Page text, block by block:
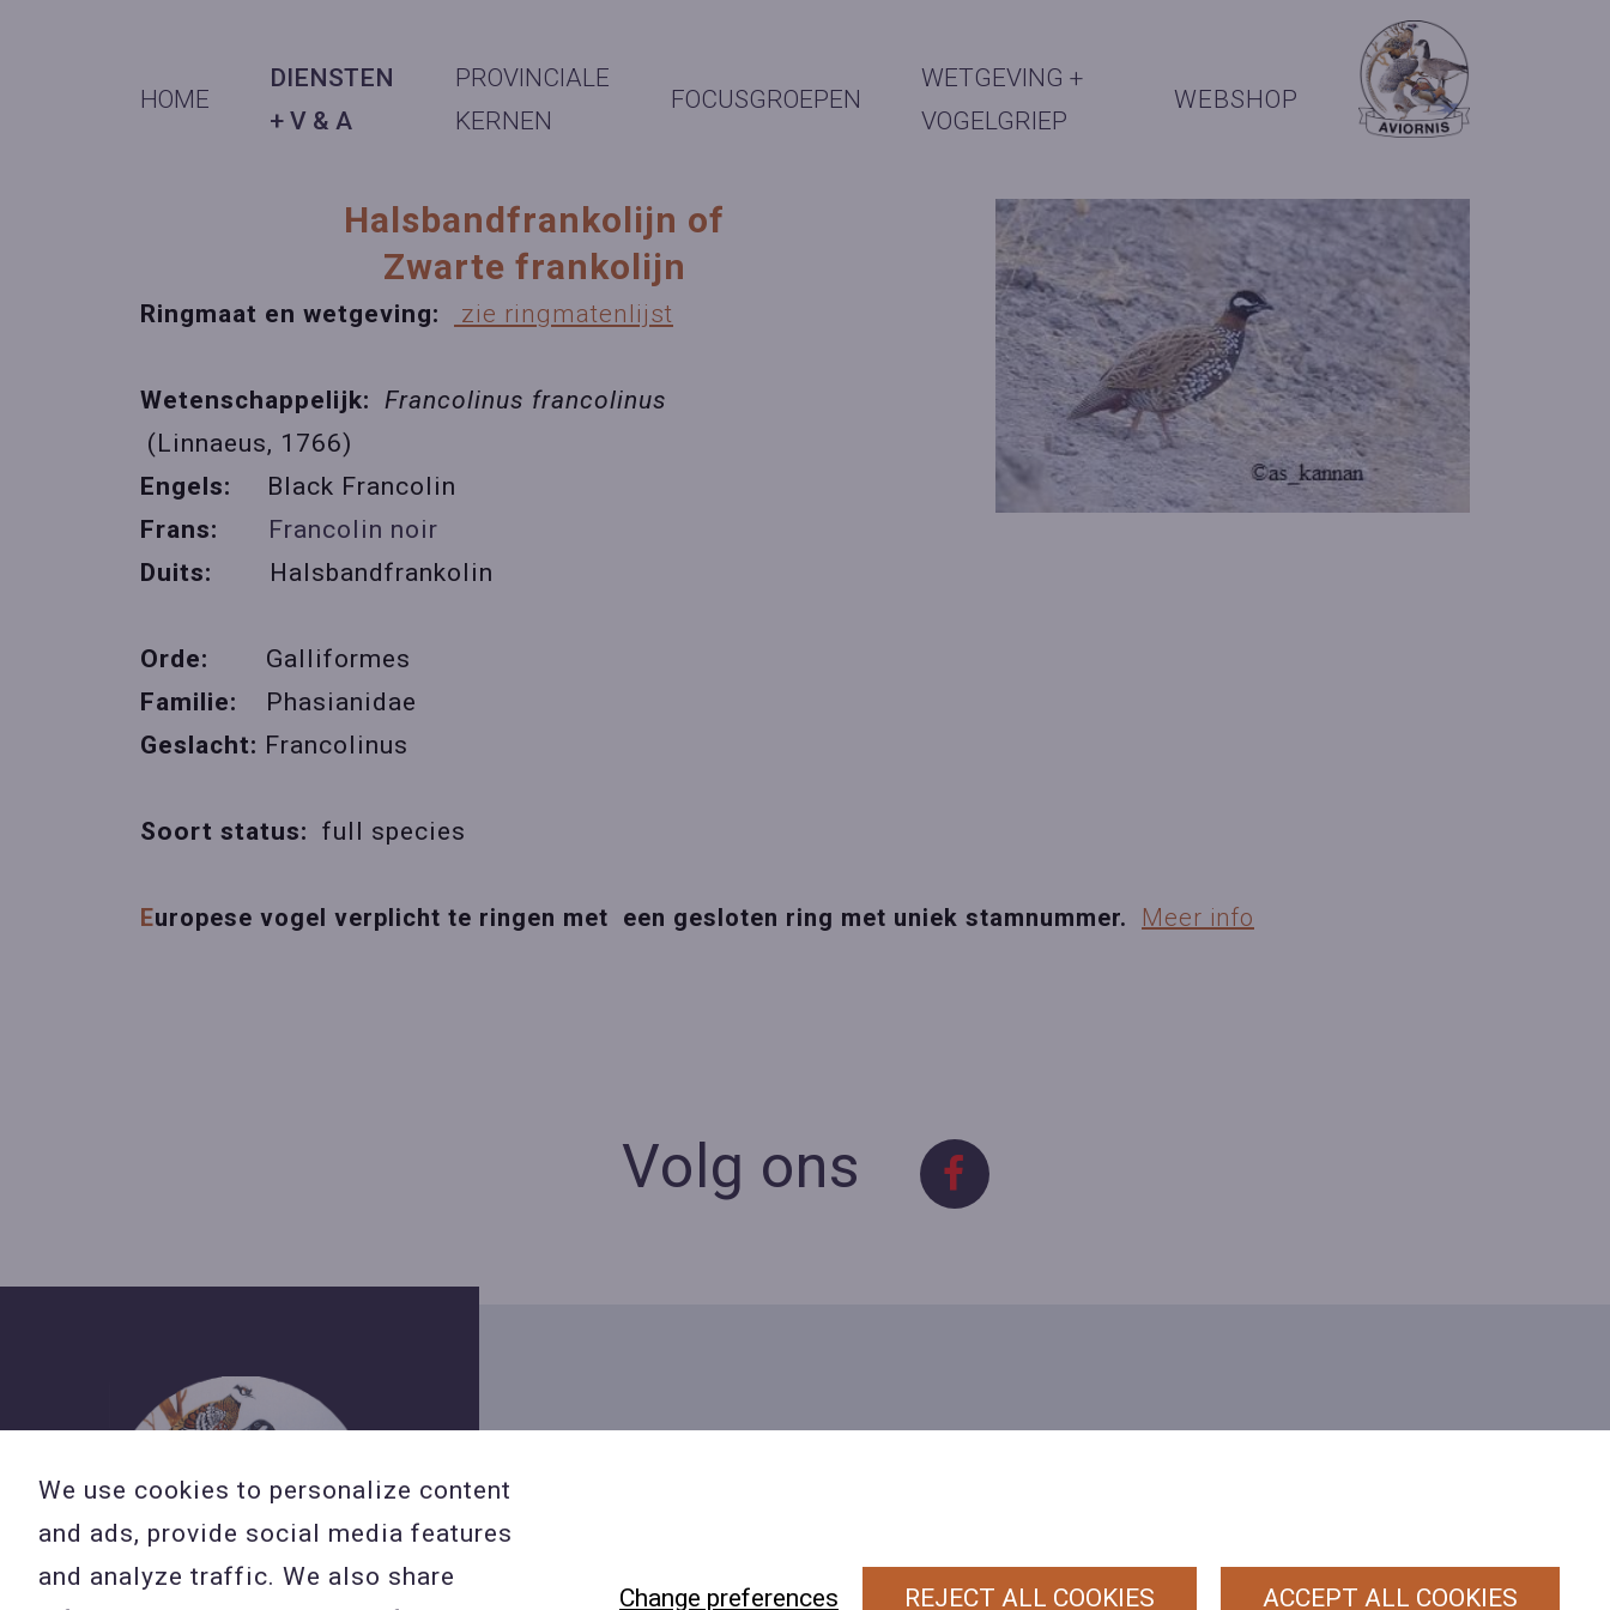
HOME
DIENSTEN
+ V & A
PROVINCIALE
KERNEN
FOCUSGROEPEN
WETGEVING +
VOGELGRIEP
WEBSHOP
Halsbandfrankolijn of
Zwarte frankolijn
Ringmaat en wetgeving: zie ringmatenlijst
Wetenschappelijk: Francolinus francolinus
(Linnaeus, 1766)
Engels: Black Francolin
Frans: Francolin noir
Duits:
Halsbandfrankolin
Orde: Galliformes
Familie:
Phasianidae
Geslacht: Francolinus
Soort status: full species
Europese vogel verplicht te ringen met een gesloten ring met uniek stamnummer. Meer info
Volg ons
477601560
Wuytsbergen (HRT)
VOORWAARDEN
We use cookies to personalize content
and ads, provide social media features
and analyze traffic. We also share
Change preferences REJECT ALL COOKIES ACCEPT ALL COOKIES